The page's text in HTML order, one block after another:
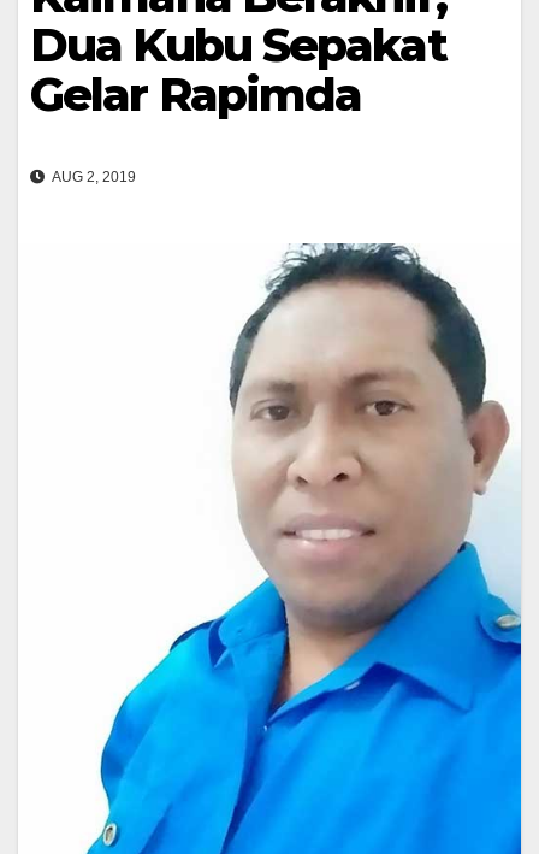
Dua Kubu Sepakat
Gelar Rapimda
AUG 2, 2019